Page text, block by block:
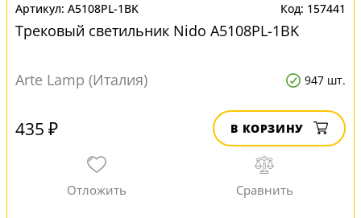
A5108PL-1BK 157441
Трековый светильник Nido A5108PL-1BK
Arte Lamp (Италия) 947 шт.
435 ₽ В КОРЗИНУ